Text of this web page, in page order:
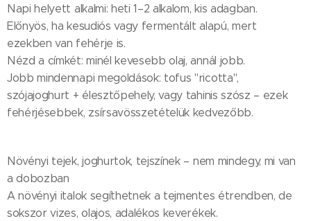
Napi helyett alkalmi: heti 1–2 alkalom, kis adagban.
Előnyös, ha kesudiós vagy fermentált alapú, mert
ezekben van fehérje is.
Nézd a címkét: minél kevesebb olaj, annál jobb.
Jobb mindennapi megoldások: tofus "ricotta",
szójajoghurt + élesztőpehely, vagy tahinis szósz – ezek
fehérjésebbek, zsírsavösszetételük kedvezőbb.
Növényi tejek, joghurtok, tejszínek – nem mindegy, mi van
a dobozban
A növényi italok segíthetnek a tejmentes étrendben, de
sokszor vizes, olajos, adalékos keverékek.